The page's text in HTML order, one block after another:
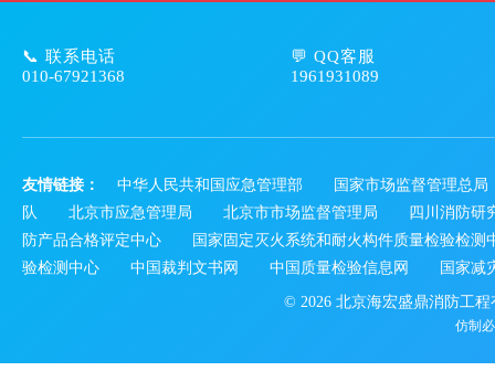
📞 联系电话
010-67921368
💬 QQ客服
1961931089
友情链接： 中华人民共和国应急管理部
国家市场监督管理总局
队
北京市应急管理局 北京市市场监督管理局
四川消防研
防产品合格评定中心
国家固定灭火系统和耐火构件质量检验检测
验检测中心
中国裁判文书网 中国质量检验信息网 国家减
© 2026 北京海宏盛鼎消防工
仿制